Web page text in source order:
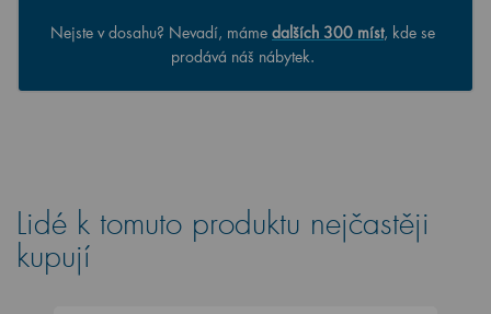
Nejste v dosahu? Nevadí, máme dalších 300 míst, kde se
prodává náš nábytek.
Lidé k tomuto produktu nejčastěji
kupují